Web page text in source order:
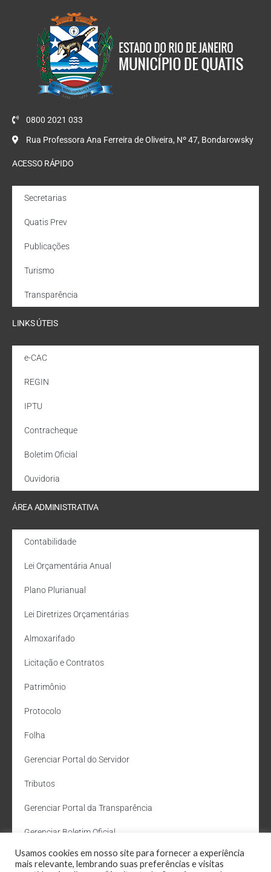
0800 2021 033
Rua Professora Ana Ferreira de Oliveira, Nº 47, Bondarowsky
ACESSO RÁPIDO
Secretarias
Quatis Prev
Publicações
Turismo
Transparência
LINKS ÚTEIS
e-CAC
REGIN
IPTU
Contracheque
Boletim Oficial
Ouvidoria
ÁREA ADMINISTRATIVA
Contabilidade
Lei Orçamentária Anual
Plano Plurianual
Lei Diretrizes Orçamentárias
Almoxarifado
Licitação e Contratos
Patrimônio
Protocolo
Folha
Gerenciar Portal do Servidor
Tributos
Gerenciar Portal da Transparência
Gerenciar Boletim Oficial
Departamento de Água e Esgoto
Usamos cookies em nosso site para fornecer a experiência
mais relevante, lembrando suas preferências e visitas